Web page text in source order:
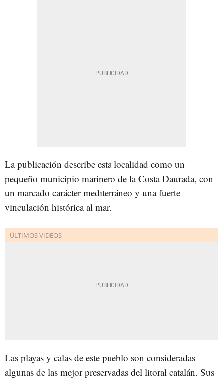
La publicación describe esta localidad como un
pequeño municipio marinero de la Costa Daurada, con
un marcado carácter mediterráneo y una fuerte
vinculación histórica al mar.
Las playas y calas de este pueblo son consideradas
algunas de las mejor preservadas del litoral catalán. Sus